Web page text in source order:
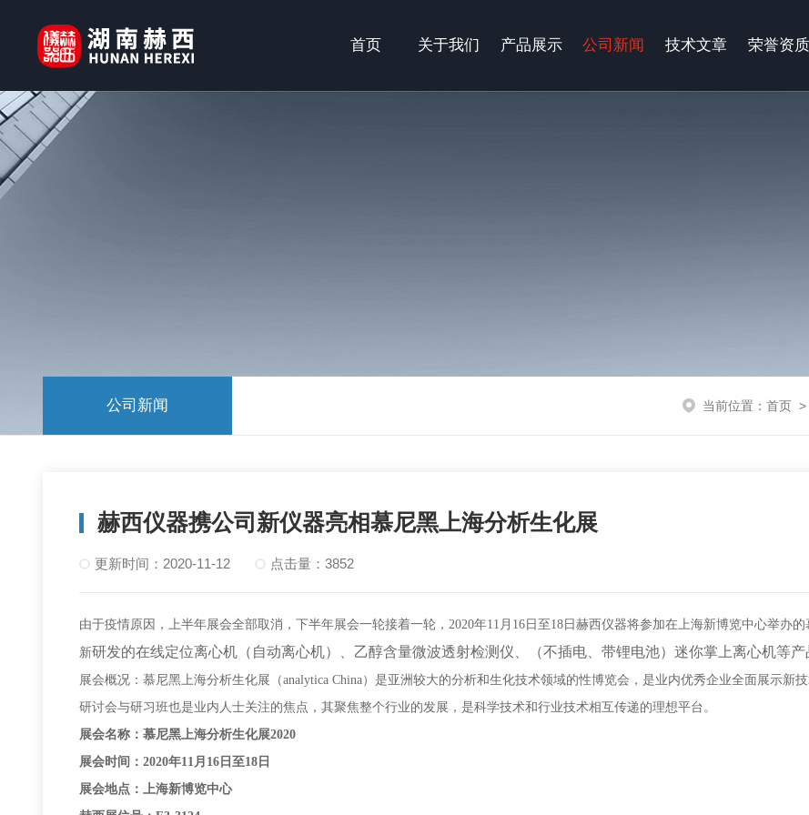
首页 关于我们 产品展示 公司新闻 技术文章 荣誉资质
公司新闻 当前位置： 首页 >
赫西仪器携公司新仪器亮相慕尼黑上海分析生化展
更新时间：2020-11-12 点击量：3852
由于疫情原因，上半年展会全部取消，下半年展会一轮接着一轮，2020年11月16日至18日赫西仪器将参加在上海新博览中心举办
新研发的在线定位离心机（自动离心机）、乙醇含量微波透射检测仪、（不插电、带锂电池）迷你掌上离心机等产
展会概况：慕尼黑上海分析生化展（analytica China）是亚洲较大的分析和生化技术领域的性博览会，是业内优秀企业全面展示新
研讨会与研习班也是业内人士关注的焦点，其聚焦整个行业的发展，是科学技术和行业技术相互传递的理想平台。
展会名称：慕尼黑上海分析生化展2020
展会时间：2020年11月16日至18日
展会地点：上海新博览中心